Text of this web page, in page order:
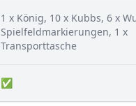
1 x König, 10 x Kubbs, 6 x
Spielfeldmarkierungen, 1 x
Transporttasche
✅